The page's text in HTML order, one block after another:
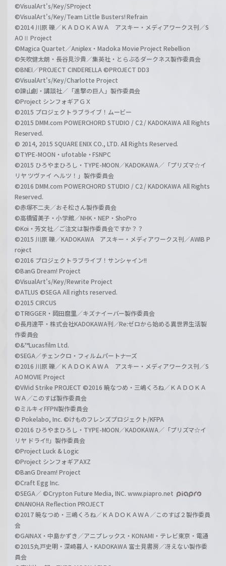
©VisualArt's/Key/SProject
©VisualArt's/Key/Team Little Busters! Refrain
©2014 川原 礫／ＫＡＤＯＫＡＷＡ アスキー・メディアワークス刊／S
AOⅡ Project
©Magica Quartet／Aniplex・Madoka Movie Project Rebellion
©矢吹健太朗・長谷見沙貴／集英社・とらぶるダークネス製作委員会
©BNEI／PROJECT CINDERELLA ©PROJECT DD3
©VisualArt's/Key/Charlotte Project
©諫山創・講談社／「進撃の巨人」製作委員会
©Project シンフォギアＧＸ
©2015 プロジェクトラブライブ！ムービー
©2015 DMM.com POWERCHORD STUDIO / C2 / KADOKAWA All Rights
Reserved.
© 2014, 2015 SQUARE ENIX CO., LTD. All Rights Reserved.
©TYPE-MOON・ufotable・FSNPC
©2015 ひろやまひろし・TYPE-MOON／KADOKAWA／「プリズマ☆イ
リヤ ツヴァイ ヘルツ！」製作委員会
©2016 DMM.com POWERCHORD STUDIO / C2 / KADOKAWA All Rights
Reserved.
©赤塚不二夫／おそ松さん製作委員会
©高橋留美子・小学館／NHK・NEP・ShoPro
©Koi・芳文社／ご注文は製作委員会ですか？？
©2015 川原 礫／KADOKAWA アスキー・メディアワークス刊／AWIB P
roject
©2016 プロジェクトラブライブ！サンシャイン!!
©BanG Dream! Project
©VisualArt's/Key/Rewrite Project
©ATLUS ©SEGA All rights reserved.
©2015 CIRCUS
©TRIGGER・岡田麿里／キズナイーバー製作委員会
©長月達平・株式会社KADOKAWA刊／Re:ゼロから始める異世界生活製
作委員会
©&™Lucasfilm Ltd.
©SEGA／チェンクロ・フィルムパートナーズ
©2016 川原 礫／ＫＡＤＯＫＡＷＡ アスキー・メディアワークス刊／S
AO MOVIE Project
©ViVid Strike PROJECT ©2016 暁なつめ・三嶋くろね／ＫＡＤＯＫＡ
ＷＡ／このすば製作委員会
©ミルキィFFPN製作委員会
© Pokelabo, Inc. ©けものフレンズプロジェクト/KFPA
©2016 ひろやまひろし・TYPE-MOON／KADOKAWA／「プリズマ☆イ
リヤ ドライ!!」製作委員会
©Project Luck & Logic
©Project シンフォギアAXZ
©BanG Dream! Project
©Craft Egg Inc.
©SEGA／ ©Crypton Future Media, INC. www.piapro.net
©NANOHA Reflection PROJECT
©2017 暁なつめ・三嶋くろね／ＫＡＤＯＫＡＷＡ／このすば２製作委員
会
©GAINAX・中島かずき／アニプレックス・KONAMI・テレビ東京・電通
©2015丸戸史明・深崎暮人・KADOKAWA 富士見書房／冴えない製作委
員会